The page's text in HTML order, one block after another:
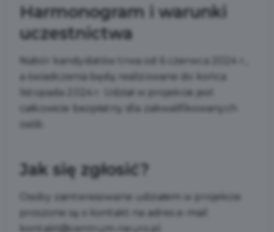
Harmonogram i warunki
uczestnictwa
Nabór kandydatów trwa od 6 czerwca 2024 r.,
a świadczenia będą realizowane do końca
listopada 2024 r. Udział w projekcie jest
całkowicie bezpłatny dla zakwalifikowanych
osób.
Jak się zgłosić?
Osoby zainteresowane udziałem w projekcie
proszone są o kontakt na adres e-mail:
kontakt@centrum-neuro.pl